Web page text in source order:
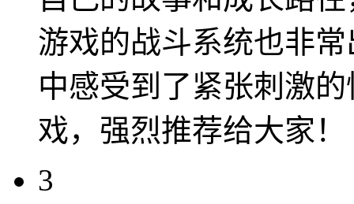
游戏的战斗系统也非
中感受到了紧张刺激
戏，强烈推荐给大家！
3